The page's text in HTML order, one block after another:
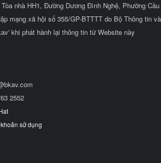
nhà HH1, Đường Dương Đình Nghệ, Phường
mạng xã hội số 355/GP-BTTTT do Bộ Thông tin
khi phát hành lại thông tin từ Website này
2552
sử dụng